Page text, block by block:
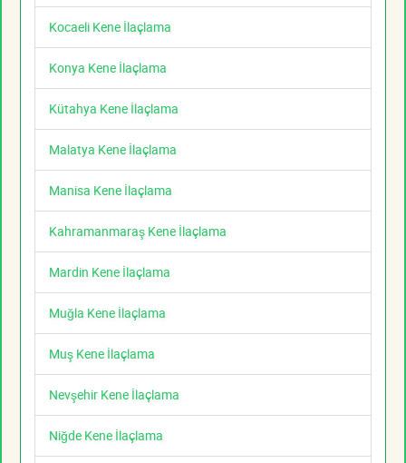
Kocaeli Kene İlaçlama
Konya Kene İlaçlama
Kütahya Kene İlaçlama
Malatya Kene İlaçlama
Manisa Kene İlaçlama
Kahramanmaraş Kene İlaçlama
Mardin Kene İlaçlama
Muğla Kene İlaçlama
Muş Kene İlaçlama
Nevşehir Kene İlaçlama
Niğde Kene İlaçlama